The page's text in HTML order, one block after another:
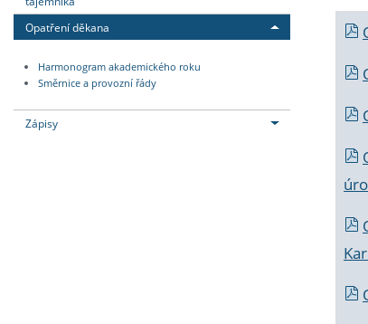
Opatření děkana
Harmonogram akademického roku
Směrnice a provozní řády
Zápisy